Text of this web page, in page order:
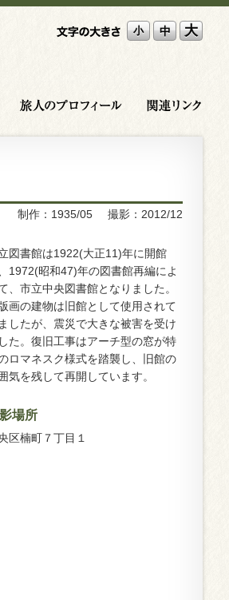
小 中 大
川西英 ひととなり 旅人プロフィール
制作：1935/05 撮影：2012/12
図書館は1922(大正11)年に開館
1972(昭和47)年の図書館再編によ
、市立中央図書館となりました。
画の建物は旧館として使用されて
したが、震災で大きな被害を受け
た。復旧工事はアーチ型の窓が特
ロマネスク様式を踏襲し、旧館の
気を残して再開しています。
場所
区楠町７丁目１